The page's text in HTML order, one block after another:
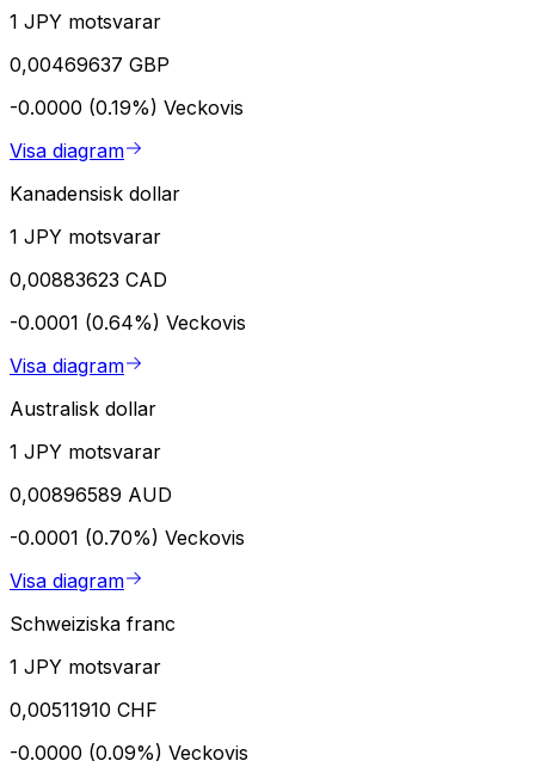
1 JPY motsvarar
0,00469637 GBP
-0.0000 (0.19%) Veckovis
Visa diagram
Kanadensisk dollar
1 JPY motsvarar
0,00883623 CAD
-0.0001 (0.64%) Veckovis
Visa diagram
Australisk dollar
1 JPY motsvarar
0,00896589 AUD
-0.0001 (0.70%) Veckovis
Visa diagram
Schweiziska franc
1 JPY motsvarar
0,00511910 CHF
-0.0000 (0.09%) Veckovis